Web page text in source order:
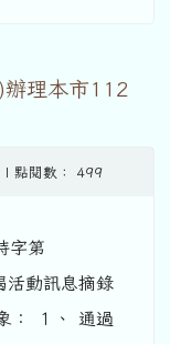
辦理本市112
點閱數： 499
字第
動訊息摘錄
： １、 通過